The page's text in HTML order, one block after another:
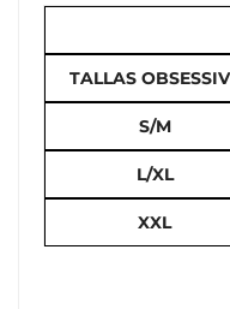
TALLAS
S/M
L/XL
XXL